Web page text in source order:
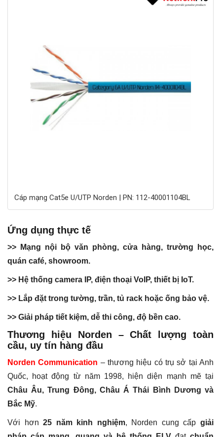
Cáp mạng Cat5e U/UTP Norden | PN: 112-40001104BL
Ứng dụng thực tế
>> Mạng nội bộ văn phòng, cửa hàng, trường học,
quán café, showroom.
>> Hệ thống camera IP, điện thoại VoIP, thiết bị IoT.
>> Lắp đặt trong tường, trần, tủ rack hoặc ống bảo vệ.
>> Giải pháp tiết kiệm, dễ thi công, độ bền cao.
Thương hiệu Norden – Chất lượng toàn
cầu, uy tín hàng đầu
Norden Communication – thương hiệu có trụ sở tại Anh
Quốc, hoạt động từ năm 1998, hiện diện mạnh mẽ tại
Châu Âu, Trung Đông, Châu Á Thái Bình Dương và
Bắc Mỹ.
Với hơn25 năm kinh nghiệm, Norden cung cấpgiải